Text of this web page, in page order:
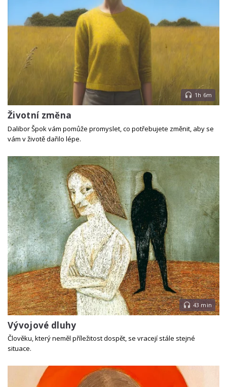
1h 6m
Životní změna
Dalibor Špok vám pomůže promyslet, co potřebujete změnit, aby se
vám v životě dařilo lépe.
43 min
Vývojové dluhy
Člověku, který neměl příležitost dospět, se vracejí stále stejné
situace.